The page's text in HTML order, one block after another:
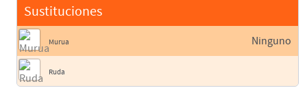
Sustituciones
Murua
Ruda
Ninguno